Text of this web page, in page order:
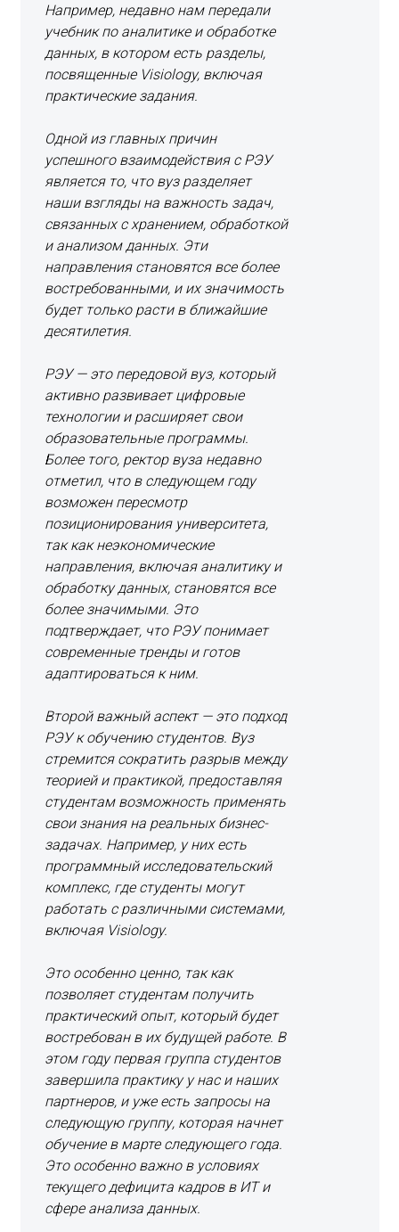
Например, недавно нам передали
учебник по аналитике и обработке
данных, в котором есть разделы,
посвященные Visiology, включая
практические задания.
Одной из главных причин
успешного взаимодействия с РЭУ
является то, что вуз разделяет
наши взгляды на важность задач,
связанных с хранением, обработкой
и анализом данных. Эти
направления становятся все более
востребованными, и их значимость
будет только расти в ближайшие
десятилетия.
РЭУ — это передовой вуз, который
активно развивает цифровые
технологии и расширяет свои
образовательные программы.
Более того, ректор вуза недавно
отметил, что в следующем году
возможен пересмотр
позиционирования университета,
так как неэкономические
направления, включая аналитику и
обработку данных, становятся все
более значимыми. Это
подтверждает, что РЭУ понимает
современные тренды и готов
адаптироваться к ним.
Второй важный аспект — это подход
РЭУ к обучению студентов. Вуз
стремится сократить разрыв между
теорией и практикой, предоставляя
студентам возможность применять
свои знания на реальных бизнес-
задачах. Например, у них есть
программный исследовательский
комплекс, где студенты могут
работать с различными системами,
включая Visiology.
Это особенно ценно, так как
позволяет студентам получить
практический опыт, который будет
востребован в их будущей работе. В
этом году первая группа студентов
завершила практику у нас и наших
партнеров, и уже есть запросы на
следующую группу, которая начнет
обучение в марте следующего года.
Это особенно важно в условиях
текущего дефицита кадров в ИТ и
сфере анализа данных.